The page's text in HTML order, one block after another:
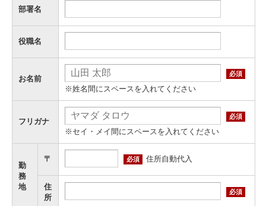
部署名
役職名
お名前
必須
※姓名間にスペースを入れてください
フリガナ
必須
※セイ・メイ間にスペースを入れてください
勤
務
地
〒 必須 住所自動代入
住
所
必須